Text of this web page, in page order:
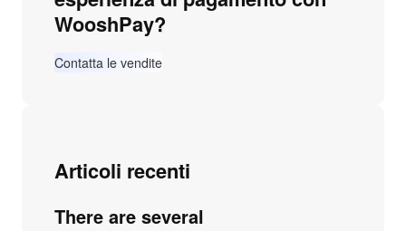
WooshPay?
Contatta le vendite
Articoli recenti
There are several